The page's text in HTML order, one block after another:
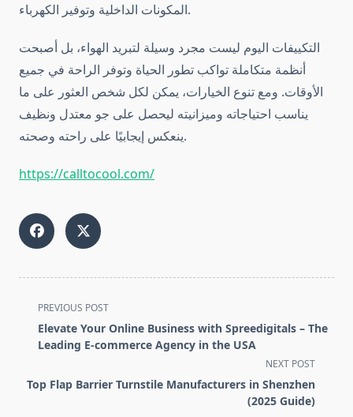
المكونات الداخلية وتوفير الكهرباء.
التكييفات اليوم ليست مجرد وسيلة لتبريد الهواء، بل أصبحت
أنظمة متكاملة تواكب تطور الحياة وتوفر الراحة في جميع
الأوقات. ومع تنوع الخيارات، يمكن لكل شخص العثور على ما
يناسب احتياجاته وميزانيته ليحصل على جو معتدل ونظيف
ينعكس إيجابيًا على راحته وصحته.
https://calltocool.com/
<span
class="nav-
subtitle
reader-
PREVIOUS POST
Elevate Your Online Business with Spreedigitals – The
Leading E-commerce Agency in the USA
NEXT POST
Top Flap Barrier Turnstile Manufacturers in Shenzhen
(2025 Guide)